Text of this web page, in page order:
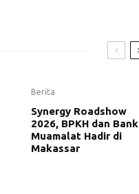
Berita
Synergy Roadshow
2026, BPKH dan Bank
Muamalat Hadir di
Makassar